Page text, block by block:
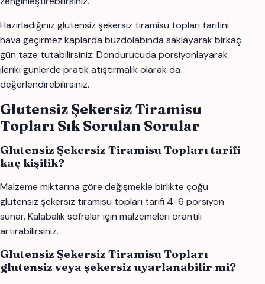
Hazırladığınız glutensiz şekersiz tiramisu topları tarifini
hava geçirmez kaplarda buzdolabında saklayarak birkaç
gün taze tutabilirsiniz. Dondurucuda porsiyonlayarak
ileriki günlerde pratik atıştırmalık olarak da
değerlendirebilirsiniz.
Glutensiz Şekersiz Tiramisu
Topları Sık Sorulan Sorular
Glutensiz Şekersiz Tiramisu Topları tarifi
kaç kişilik?
Malzeme miktarına göre değişmekle birlikte çoğu
glutensiz şekersiz tiramisu topları tarifi 4-6 porsiyon
sunar. Kalabalık sofralar için malzemeleri orantılı
artırabilirsiniz.
Glutensiz Şekersiz Tiramisu Topları
glutensiz veya şekersiz uyarlanabilir mi?